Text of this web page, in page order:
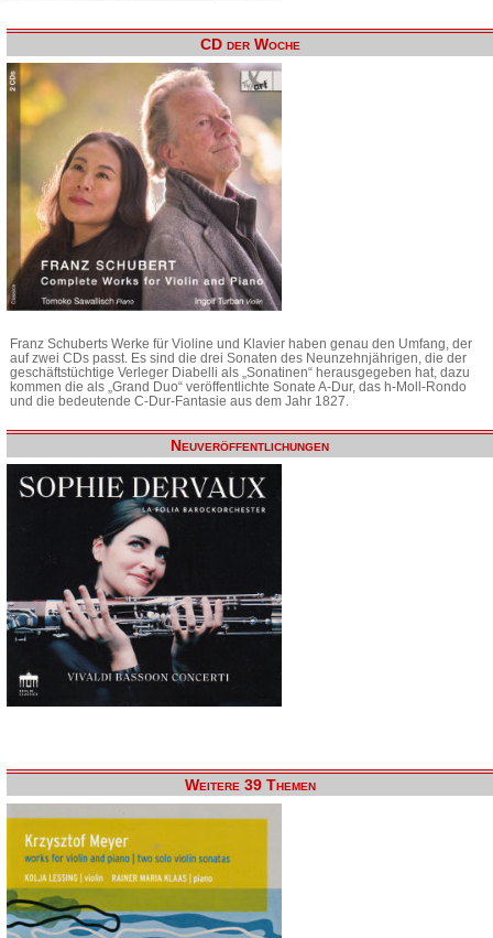
CD der Woche
Franz Schuberts Werke für Violine und Klavier haben genau den Umfang, der
auf zwei CDs passt. Es sind die drei Sonaten des Neunzehnjährigen, die der
geschäftstüchtige Verleger Diabelli als „Sonatinen“ herausgegeben hat, dazu
kommen die als „Grand Duo“ veröffentlichte Sonate A-Dur, das h-Moll-Rondo
und die bedeutende C-Dur-Fantasie aus dem Jahr 1827.
Neuveröffentlichungen
Weitere 39 Themen